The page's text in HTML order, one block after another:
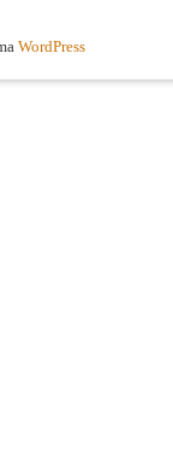
WordPress